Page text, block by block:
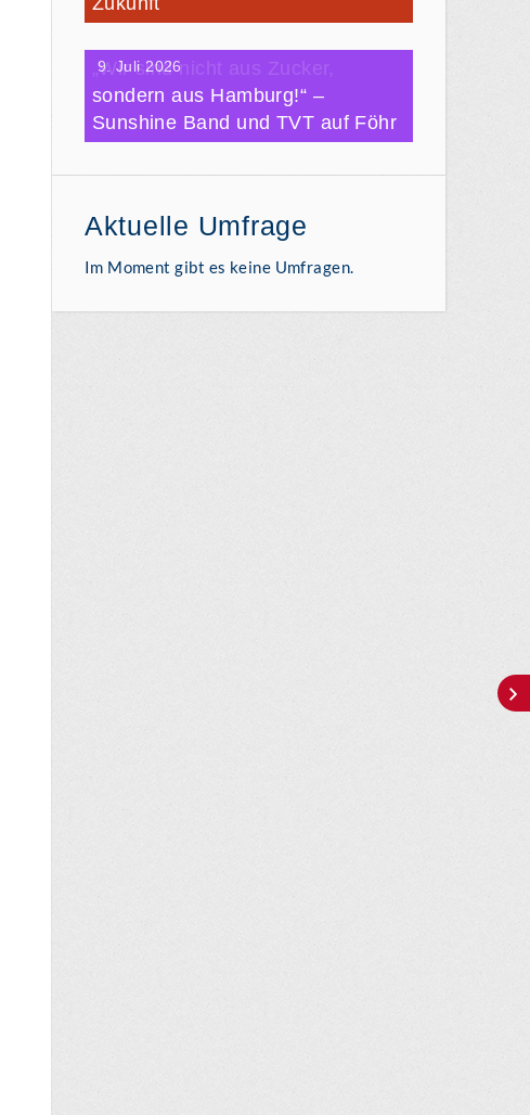
9. Juli 2026
„Wir sind nicht aus Zucker,
sondern aus Hamburg!“ –
Sunshine Band und TVT auf Föhr
Aktuelle Umfrage
Im Moment gibt es keine Umfragen.